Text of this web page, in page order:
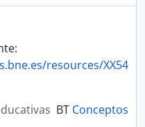
resources/XX54
BT Conceptos